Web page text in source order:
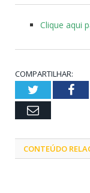
Clique aqui
COMPARTILHAR:
Twitter
Email
CONTEÚDO